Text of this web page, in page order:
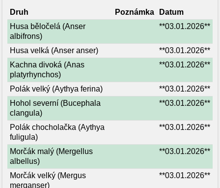
Druh Poznámka
Datum
Husa běločelá (Anser
albifrons)
**03.01.2026**
Husa velká (Anser anser)
**03.01.2026**
Kachna divoká (Anas
platyrhynchos)
**03.01.2026**
Polák velký (Aythya ferina)
**03.01.2026**
Hohol severní (Bucephala
clangula)
**03.01.2026**
Polák chocholačka (Aythya
fuligula)
**03.01.2026**
Morčák malý (Mergellus
albellus)
**03.01.2026**
Morčák velký (Mergus
merganser)
**03.01.2026**